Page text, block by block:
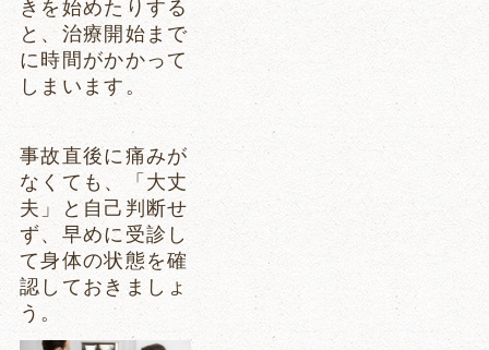
きを始めたりする
と、治療開始まで
に時間がかかって
しまいます。
事故直後に痛みが
なくても、「大丈
夫」と自己判断せ
ず、早めに受診し
て身体の状態を確
認しておきましょ
う。